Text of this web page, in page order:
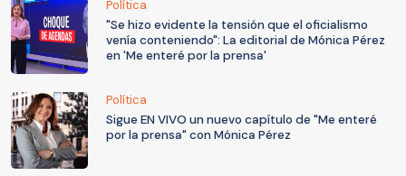
Política
"Se hizo evidente la tensión que el oficialismo
venía conteniendo": La editorial de Mónica Pérez
en 'Me enteré por la prensa'
Política
Sigue EN VIVO un nuevo capítulo de "Me enteré
por la prensa" con Mónica Pérez